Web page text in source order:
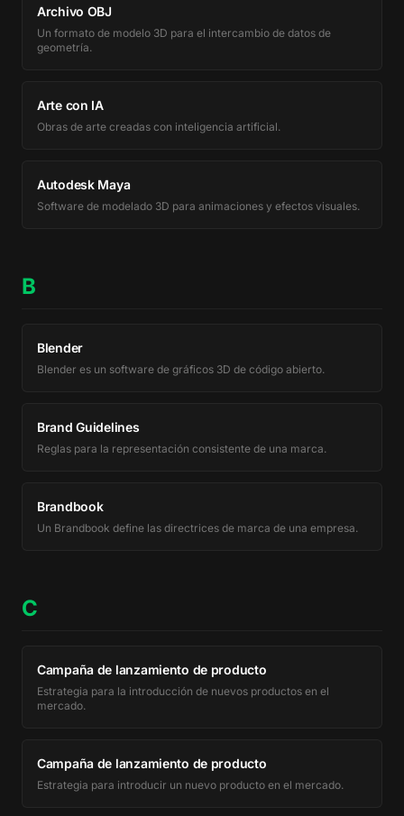
Archivo OBJ
Un formato de modelo 3D para el intercambio de datos de
geometría.
Arte con IA
Obras de arte creadas con inteligencia artificial.
Autodesk Maya
Software de modelado 3D para animaciones y efectos visuales.
B
Blender
Blender es un software de gráficos 3D de código abierto.
Brand Guidelines
Reglas para la representación consistente de una marca.
Brandbook
Un Brandbook define las directrices de marca de una empresa.
C
Campaña de lanzamiento de producto
Estrategia para la introducción de nuevos productos en el
mercado.
Campaña de lanzamiento de producto
Estrategia para introducir un nuevo producto en el mercado.